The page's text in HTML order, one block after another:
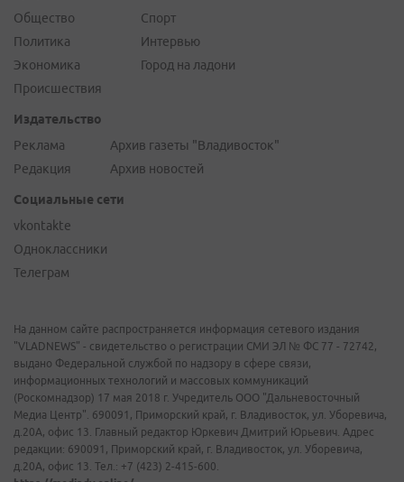
Общество
Политика
Экономика
Происшествия
Спорт
Интервью
Город на ладони
Издательство
Реклама
Редакция
Архив газеты "Владивосток"
Архив новостей
Социальные сети
vkontakte
Одноклассники
Телеграм
На данном сайте распространяется информация сетевого издания
"VLADNEWS" - свидетельство о регистрации СМИ ЭЛ № ФС 77 - 72742,
выдано Федеральной службой по надзору в сфере связи,
информационных технологий и массовых коммуникаций
(Роскомнадзор) 17 мая 2018 г. Учредитель ООО "Дальневосточный
Медиа Центр". 690091, Приморский край, г. Владивосток, ул. Уборевича,
д.20А, офис 13. Главный редактор Юркевич Дмитрий Юрьевич. Адрес
редакции: 690091, Приморский край, г. Владивосток, ул. Уборевича,
д.20А, офис 13. Тел.: +7 (423) 2-415-600.